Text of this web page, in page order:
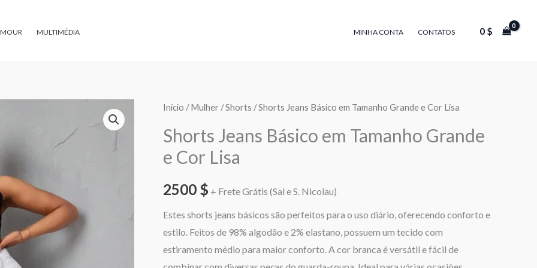
MULTIMÉDIA MINHA CONTA CONTATOS 0 $
Início /Mulher /Shorts / Shorts Jeans Básico em Tamanho Grande e Cor Lisa
Shorts Jeans Básico em Tamanho Grande
e Cor Lisa
2500 $ + Frete Grátis (Sal e S. Nicolau)
Estes shorts jeans básicos são perfeitos para o uso diário, oferecendo conforto e
estilo. Feitos de 98% algodão e 2% elastano, possuem um tecido com
estiramento médio para maior conforto. A cor branca é versátil e fácil de
Quantidade
Shorts
Jeans
em
Tamanho
Grande
e
Cor